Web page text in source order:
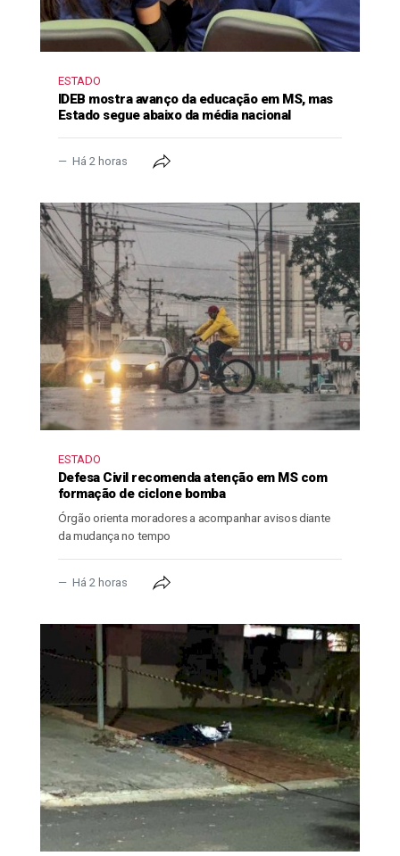
ESTADO
IDEB mostra avanço da educação em MS, mas
Estado segue abaixo da média nacional
Há 2 horas
ESTADO
Defesa Civil recomenda atenção em MS com
formação de ciclone bomba
Órgão orienta moradores a acompanhar avisos diante
da mudança no tempo
Há 2 horas